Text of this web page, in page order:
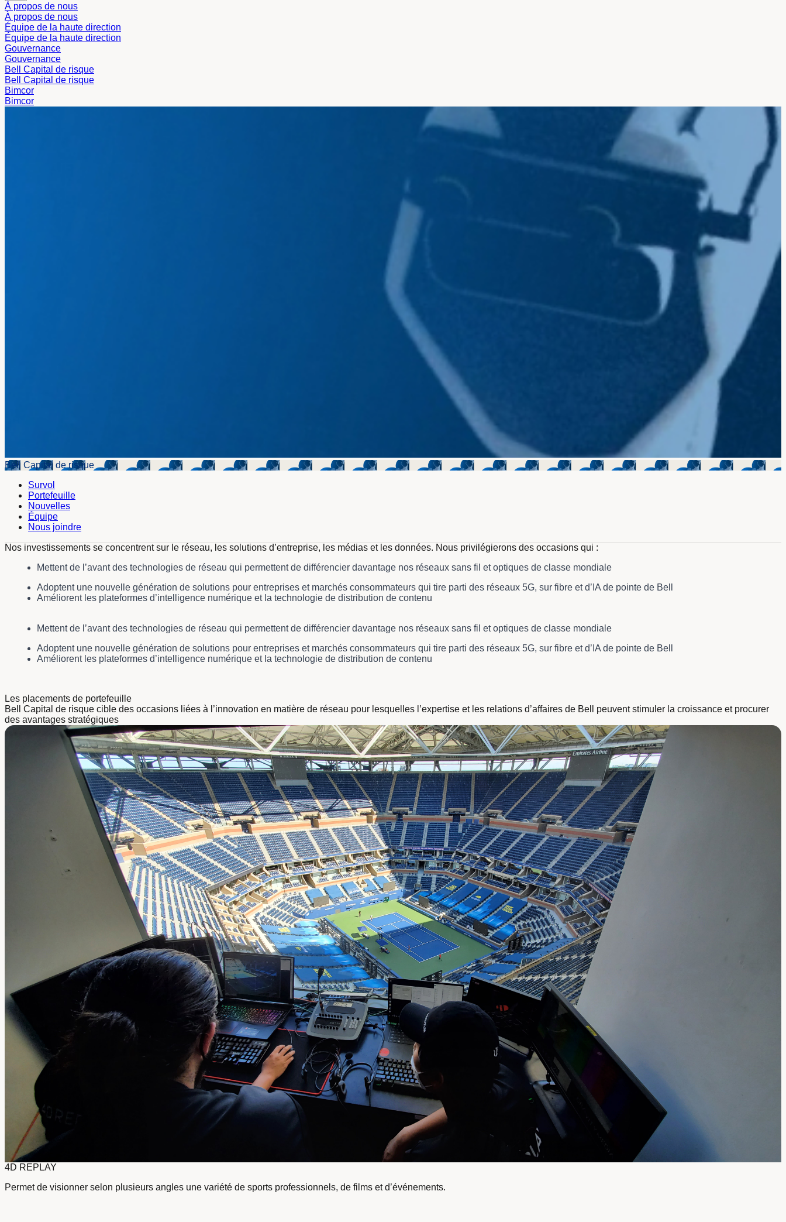
À propos de nous
À propos de nous
Équipe de la haute direction
Équipe de la haute direction
Gouvernance
Gouvernance
Bell Capital de risque
Bell Capital de risque
Bimcor
Bimcor
Bell Capital de risque
Survol
Portefeuille
Nouvelles
Équipe
Nous joindre
Nos investissements se concentrent sur le réseau, les solutions d’entreprise, les médias et les données. Nous privilégierons des occasions qui :
Mettent de l’avant des technologies de réseau qui permettent de différencier davantage nos réseaux sans fil et optiques de classe mondiale
Adoptent une nouvelle génération de solutions pour entreprises et marchés consommateurs qui tire parti des réseaux 5G, sur fibre et d’IA de pointe de Bell
Améliorent les plateformes d’intelligence numérique et la technologie de distribution de contenu
Mettent de l’avant des technologies de réseau qui permettent de différencier davantage nos réseaux sans fil et optiques de classe mondiale
Adoptent une nouvelle génération de solutions pour entreprises et marchés consommateurs qui tire parti des réseaux 5G, sur fibre et d’IA de pointe de Bell
Améliorent les plateformes d’intelligence numérique et la technologie de distribution de contenu
Les placements de portefeuille
Bell Capital de risque cible des occasions liées à l’innovation en matière de réseau pour lesquelles l’expertise et les relations d’affaires de Bell peuvent stimuler la croissance et procurer
des avantages stratégiques
4D REPLAY
Permet de visionner selon plusieurs angles une variété de sports professionnels, de films et d’événements.